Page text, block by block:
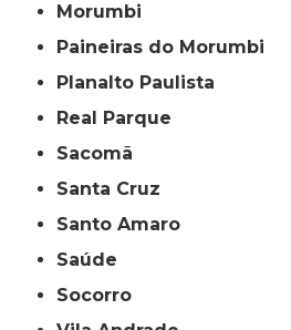
Morumbi
Paineiras do Morumbi
Planalto Paulista
Real Parque
Sacomã
Santa Cruz
Santo Amaro
Saúde
Socorro